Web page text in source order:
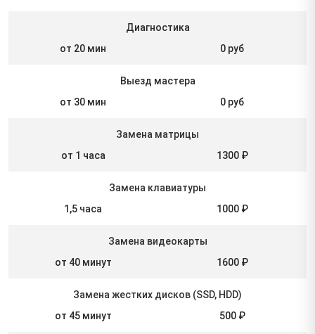
Диагностика
от 20 мин
0 руб
Выезд мастера
от 30 мин
0 руб
Замена матрицы
от 1 часа
1300 ₽
Замена клавиатуры
1,5 часа
1000 ₽
Замена видеокарты
от 40 минут
1600 ₽
Замена жестких дисков (SSD, HDD)
от 45 минут
500 ₽